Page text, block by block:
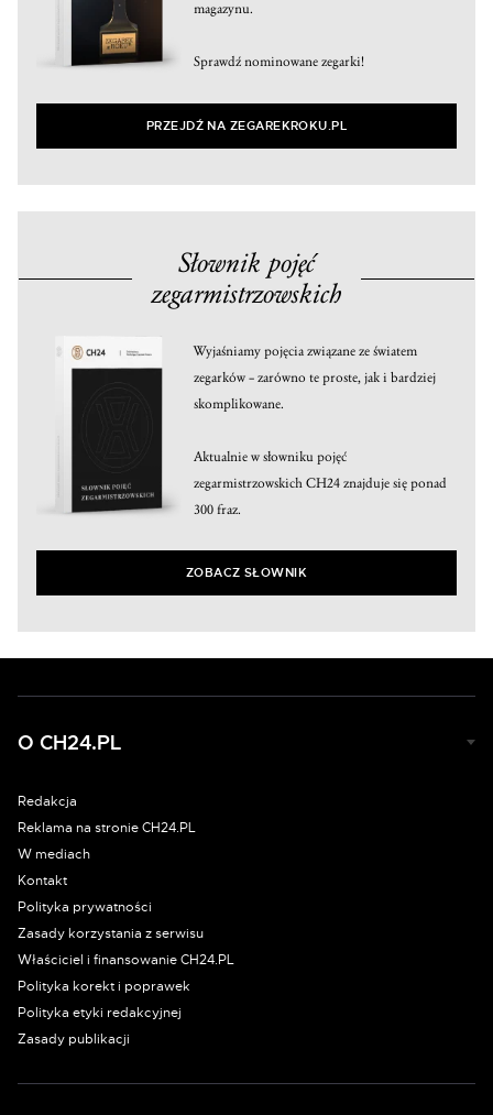
magazynu.
Sprawdź nominowane zegarki!
PRZEJDŹ NA ZEGAREKROKU.PL
Słownik pojęć
zegarmistrzowskich
Wyjaśniamy pojęcia związane ze światem
zegarków – zarówno te proste, jak i bardziej
skomplikowane.
Aktualnie w słowniku pojęć
zegarmistrzowskich CH24 znajduje się ponad
300 fraz.
ZOBACZ SŁOWNIK
O CH24.PL
Redakcja
Reklama na stronie CH24.PL
W mediach
Kontakt
Polityka prywatności
Zasady korzystania z serwisu
Właściciel i finansowanie CH24.PL
Polityka korekt i poprawek
Polityka etyki redakcyjnej
Zasady publikacji